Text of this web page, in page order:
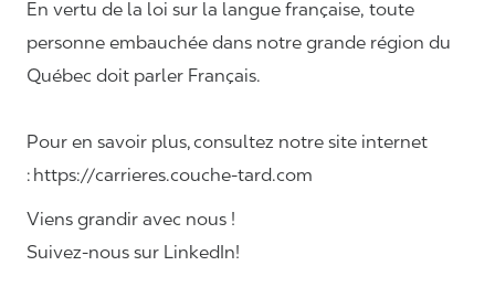
En vertu de la loi sur la langue française, toute
personne embauchée dans notre grande région du
Québec doit parler Français.
Pour en savoir plus, consultez notre site internet
: https://carrieres.couche-tard.com
Viens grandir avec nous !
Suivez-nous sur LinkedIn!